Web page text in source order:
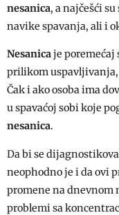
nesanica, a najčešći
navike spavanja, ali i
Nesanicaje poremećaj
prilikom
Čak i ako osoba ima
u spavaćoj sobi koje
nesanica.
Da bi se
neophodno je i da ovi
promene na dnevnom
problemi sa